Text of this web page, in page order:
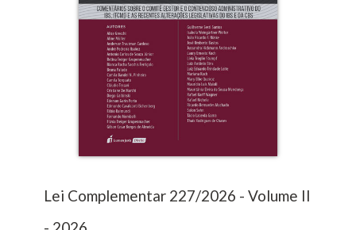
Lei Complementar 227/2026 - Volume II